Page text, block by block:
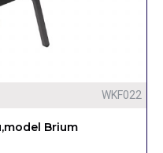
WKF022
Brium